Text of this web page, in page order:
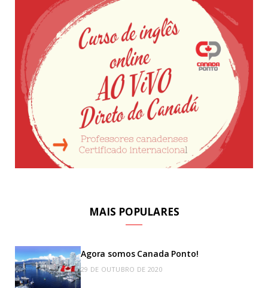
MAIS POPULARES
Agora somos Canada Ponto!
29 DE OUTUBRO DE 2020